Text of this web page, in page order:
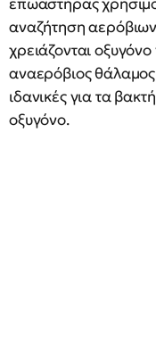
αναζήτηση
χρειάζονται
αναερόβιος θάλαμος
ιδανικές για τα
οξυγόνο.